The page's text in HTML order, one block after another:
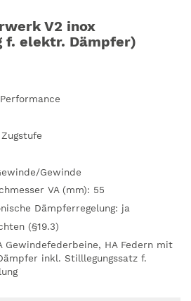
V2 inox
f. elektr. Dämpfer)
Zugstufe
Gewinde
VA (mm): 55
Dämpferregelung: ja
(§19.3)
Gewindefederbeine, HA Federn mit
inkl. Stilllegungssatz f.